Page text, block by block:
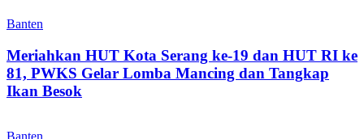
Banten
Meriahkan HUT Kota Serang ke-19 dan HUT RI ke
81, PWKS Gelar Lomba Mancing dan Tangkap
Ikan Besok